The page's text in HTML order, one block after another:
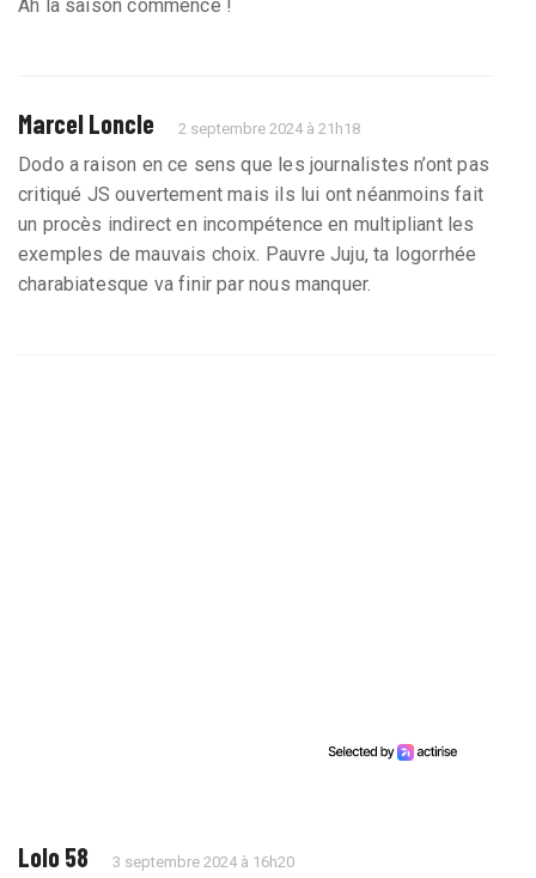
Ah la saison commence !
Marcel Loncle 2 septembre 2024 à 21h18
Dodo a raison en ce sens que les journalistes n’ont pas
critiqué JS ouvertement mais ils lui ont néanmoins fait
un procès indirect en incompétence en multipliant les
exemples de mauvais choix. Pauvre Juju, ta logorrhée
charabiatesque va finir par nous manquer.
Lolo 58 3 septembre 2024 à 16h20